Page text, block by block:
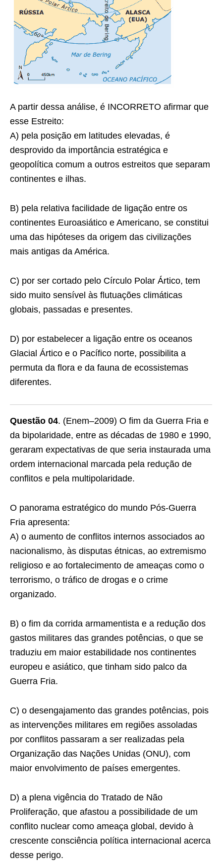
A partir dessa análise, é INCORRETO afirmar que
esse Estreito:
A) pela posição em latitudes elevadas, é
desprovido da importância estratégica e
geopolítica comum a outros estreitos que separam
continentes e ilhas.
B) pela relativa facilidade de ligação entre os
continentes Euroasiático e Americano, se constitui
uma das hipóteses da origem das civilizações
mais antigas da América.
C) por ser cortado pelo Círculo Polar Ártico, tem
sido muito sensível às flutuações climáticas
globais, passadas e presentes.
D) por estabelecer a ligação entre os oceanos
Glacial Ártico e o Pacífico norte, possibilita a
permuta da flora e da fauna de ecossistemas
diferentes.
Questão 04. (Enem–2009) O fim da Guerra Fria e
da bipolaridade, entre as décadas de 1980 e 1990,
geraram expectativas de que seria instaurada uma
ordem internacional marcada pela redução de
conflitos e pela multipolaridade.
O panorama estratégico do mundo Pós-Guerra
Fria apresenta:
A) o aumento de conflitos internos associados ao
nacionalismo, às disputas étnicas, ao extremismo
religioso e ao fortalecimento de ameaças como o
terrorismo, o tráfico de drogas e o crime
organizado.
B) o fim da corrida armamentista e a redução dos
gastos militares das grandes potências, o que se
traduziu em maior estabilidade nos continentes
europeu e asiático, que tinham sido palco da
Guerra Fria.
C) o desengajamento das grandes potências, pois
as intervenções militares em regiões assoladas
por conflitos passaram a ser realizadas pela
Organização das Nações Unidas (ONU), com
maior envolvimento de países emergentes.
D) a plena vigência do Tratado de Não
Proliferação, que afastou a possibilidade de um
conflito nuclear como ameaça global, devido à
crescente consciência política internacional acerca
desse perigo.